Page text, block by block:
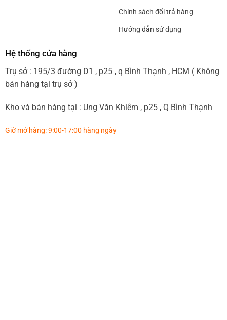
Chính sách đổi trả hàng
Hướng dẫn sử dụng
Hệ thống cửa hàng
Trụ sở : 195/3 đường D1 , p25 , q Bình Thạnh , HCM ( Không
bán hàng tại trụ sở )
Kho và bán hàng tại : Ung Văn Khiêm , p25 , Q Bình Thạnh
Giờ mở hàng: 9:00-17:00 hàng ngày